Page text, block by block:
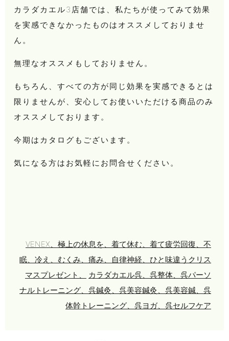
カラダカエル3店舗では、私たちが使ってみて効果
を実感できなかったものはオススメしておりませ
ん。
無理なオススメもしておりません。
もちろん、すべての方が同じ効果を実感できるとは
限りませんが、安心してお使いいただける商品のみ
オススメしております。
今期はカタログもございます。
気になる方はお気軽にお問合せください。
VENEX、極上の休息を、着て休む、着て疲労回復、不
眠、冷え、むくみ、痛み、自律神経、ひと味違うクリス
マスプレゼント、
カラダカエル呉、呉整体、呉パーソ
ナルトレーニング、呉鍼灸、呉美容鍼灸、呉美容鍼、呉
体幹トレーニング、呉ヨガ、呉セルフケア